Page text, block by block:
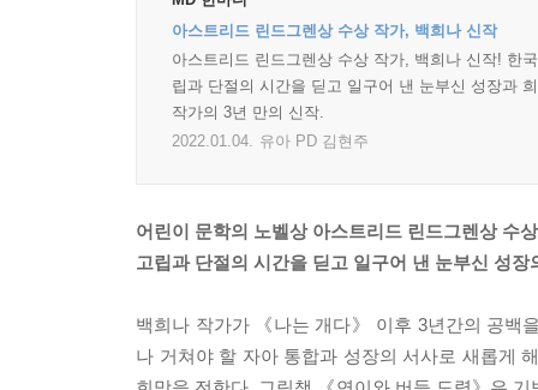
아스트리드 린드그렌상 수상 작가, 백희나 신작
아스트리드 린드그렌상 수상 작가, 백희나 신작! 한
립과 단절의 시간을 딛고 일구어 낸 눈부신 성장과
작가의 3년 만의 신작.
2022.01.04. 유아 PD 김현주
어린이 문학의 노벨상 아스트리드 린드그렌상 수
고립과 단절의 시간을 딛고 일구어 낸 눈부신 성장
백희나 작가가 《나는 개다》 이후 3년간의 공백
나 거쳐야 할 자아 통합과 성장의 서사로 새롭게